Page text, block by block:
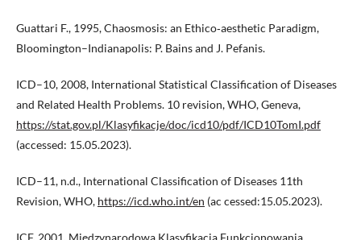
Guattari F., 1995, Chaosmosis: an Ethico‑aesthetic Paradigm,
Bloomington–Indianapolis: P. Bains and J. Pefanis.
ICD–10, 2008, International Statistical Classification of Diseases
and Related Health Problems. 10 revision, WHO, Geneva,
https://stat.gov.pl/Klasyfikacje/doc/icd10/pdf/ICD10TomI.pdf
(accessed: 15.05.2023).
ICD–11, n.d., International Classification of Diseases 11th
Revision, WHO, https://icd.who.int/en (ac cessed:15.05.2023).
ICF, 2001, Międzynarodowa Klasyfikacja Funkcjonowania,